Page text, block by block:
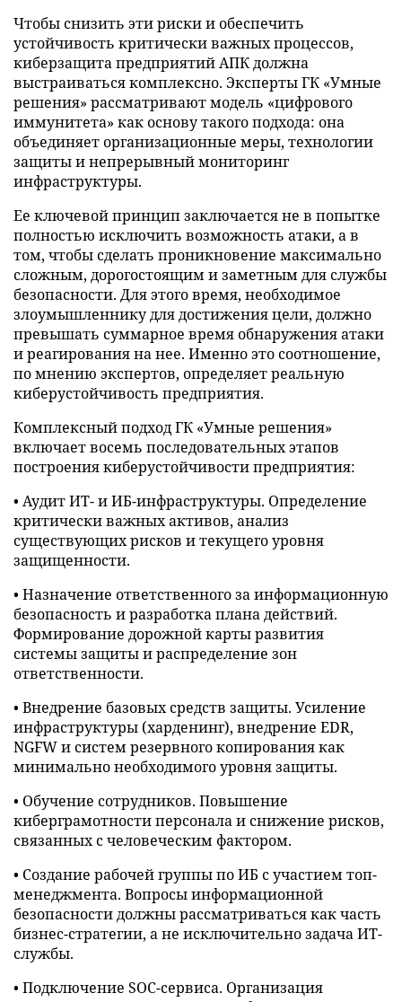
Чтобы снизить эти риски и обеспечить
устойчивость критически важных процессов,
киберзащита предприятий АПК должна
выстраиваться комплексно. Эксперты ГК «Умные
решения» рассматривают модель «цифрового
иммунитета» как основу такого подхода: она
объединяет организационные меры, технологии
защиты и непрерывный мониторинг
инфраструктуры.
Ее ключевой принцип заключается не в попытке
полностью исключить возможность атаки, а в
том, чтобы сделать проникновение максимально
сложным, дорогостоящим и заметным для службы
безопасности. Для этого время, необходимое
злоумышленнику для достижения цели, должно
превышать суммарное время обнаружения атаки
и реагирования на нее. Именно это соотношение,
по мнению экспертов, определяет реальную
киберустойчивость предприятия.
Комплексный подход ГК «Умные решения»
включает восемь последовательных этапов
построения киберустойчивости предприятия:
• Аудит ИТ- и ИБ-инфраструктуры. Определение
критически важных активов, анализ
существующих рисков и текущего уровня
защищенности.
• Назначение ответственного за информационную
безопасность и разработка плана действий.
Формирование дорожной карты развития
системы защиты и распределение зон
ответственности.
• Внедрение базовых средств защиты. Усиление
инфраструктуры (харденинг), внедрение EDR,
NGFW и систем резервного копирования как
минимально необходимого уровня защиты.
• Обучение сотрудников. Повышение
киберграмотности персонала и снижение рисков,
связанных с человеческим фактором.
• Создание рабочей группы по ИБ с участием топ-
менеджмента. Вопросы информационной
безопасности должны рассматриваться как часть
бизнес-стратегии, а не исключительно задача ИТ-
службы.
• Подключение SOC-сервиса. Организация